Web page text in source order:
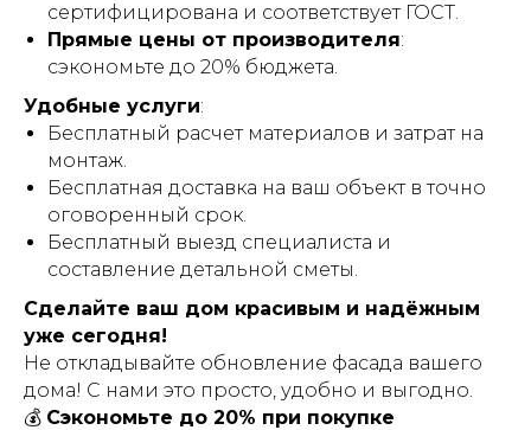
сертифицирована и соответствует ГОСТ.
Прямые цены от производителя:
сэкономьте до 20% бюджета.
Удобные услуги:
Бесплатный расчет материалов и затрат на
монтаж.
Бесплатная доставка на ваш объект в точно
оговоренный срок.
Бесплатный выезд специалиста и
составление детальной сметы.
Сделайте ваш дом красивым и надёжным
уже сегодня!
Не откладывайте обновление фасада вашего
дома! С нами это просто, удобно и выгодно.
💰 Сэкономьте до 20% при покупке